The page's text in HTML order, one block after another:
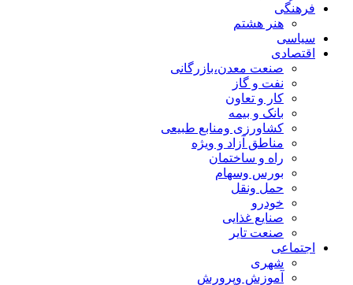
فرهنگی
هنر هشتم
سیاسی
اقتصادی
صنعت معدن،بازرگانی
نفت و گاز
کار و تعاون
بانک و بیمه
کشاورزی ومنابع طبیعی
مناطق آزاد و ویژه
راه و ساختمان
بورس وسهام
حمل ونقل
خودرو
صنایع غذایی
صنعت تایر
اجتماعی
شهری
آموزش وپرورش